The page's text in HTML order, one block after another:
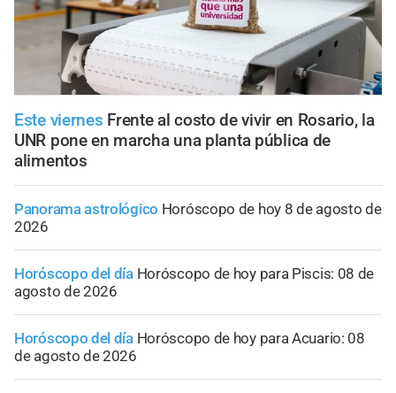
Este viernes Frente al costo de vivir en Rosario, la
UNR pone en marcha una planta pública de
alimentos
Panorama astrológico Horóscopo de hoy 8 de agosto de
2026
Horóscopo del día Horóscopo de hoy para Piscis: 08 de
agosto de 2026
Horóscopo del día Horóscopo de hoy para Acuario: 08
de agosto de 2026